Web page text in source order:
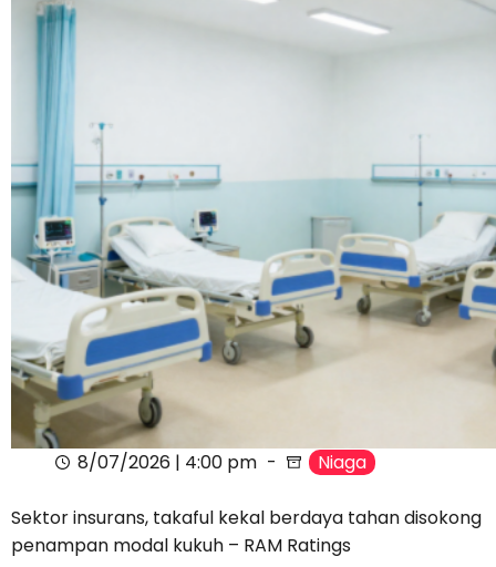
8/07/2026 | 4:00 pm Niaga
Sektor insurans, takaful kekal berdaya tahan disokong
penampan modal kukuh – RAM Ratings